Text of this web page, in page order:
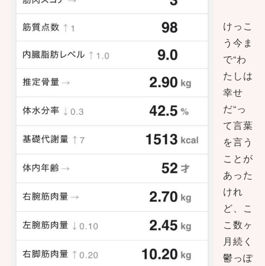
けっこ
う今ま
で“わ
たしは
幸せ
だ“っ
て言葉
を言う
ことが
あった
けれ
ど、こ
こ数ヶ
月続く
鬱っぽ